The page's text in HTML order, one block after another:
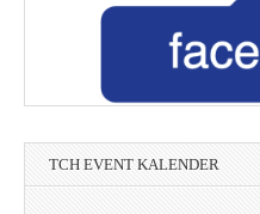
TCH EVENT KALENDER